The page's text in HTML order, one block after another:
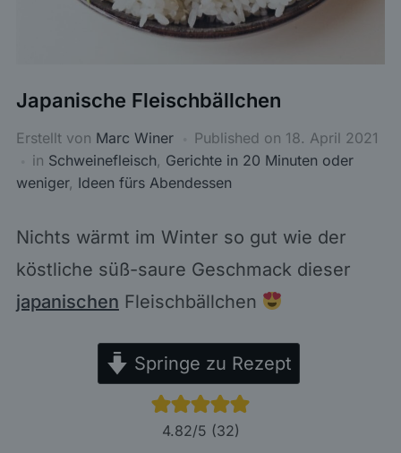
Japanische Fleischbällchen
Erstellt von Marc Winer Published on 18. April 2021
in Schweinefleisch, Gerichte in 20 Minuten oder
weniger, Ideen fürs Abendessen
Nichts wärmt im Winter so gut wie der
köstliche süß-saure Geschmack dieser
japanischen Fleischbällchen
Springe zu Rezept
4.82/5 (32)